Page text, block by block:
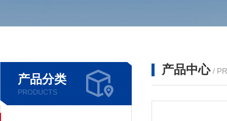
产品分类
PRODUCTS
产品中心 /